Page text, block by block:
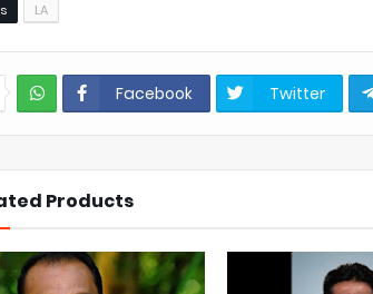
LA
Facebook Twitter
Products